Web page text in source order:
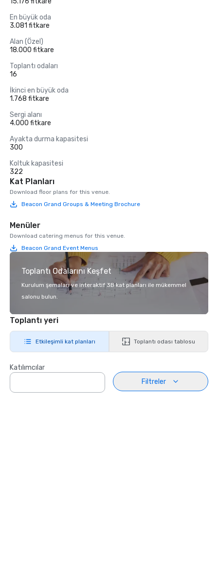
En büyük oda
3.081 fitkare
Alan (Özel)
18.000 fitkare
Toplantı odaları
16
İkinci en büyük oda
1.768 fitkare
Sergi alanı
4.000 fitkare
Ayakta durma kapasitesi
300
Koltuk kapasitesi
322
Kat Planları
Download floor plans for this venue.
Beacon Grand Groups & Meeting Brochure
Menüler
Download catering menus for this venue.
Beacon Grand Event Menus
Toplantı Odalarını Keşfet
Kurulum şemaları ve interaktif 3B kat planları ile mükemmel
salonu bulun.
Toplantı yeri
Etkileşimli kat planları Toplantı odası tablosu
Katılımcılar
Filtreler